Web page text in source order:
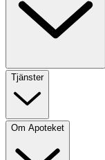
Tjänster
Om Apoteket